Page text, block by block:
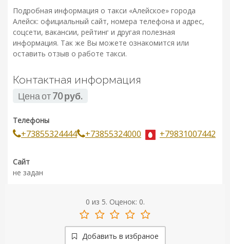
Подробная информация о такси «Алейское» города
Алейск: официальный сайт, номера телефона и адрес,
соцсети, вакансии, рейтинг и другая полезная
информация. Так же Вы можете ознакомится или
оставить отзыв о работе такси.
Контактная информация
Цена от70 руб.
Телефоны
+73855324444 +73855324000 +79831007442
Сайт
не задан
0 из 5. Оценок: 0.
Добавить в избраное